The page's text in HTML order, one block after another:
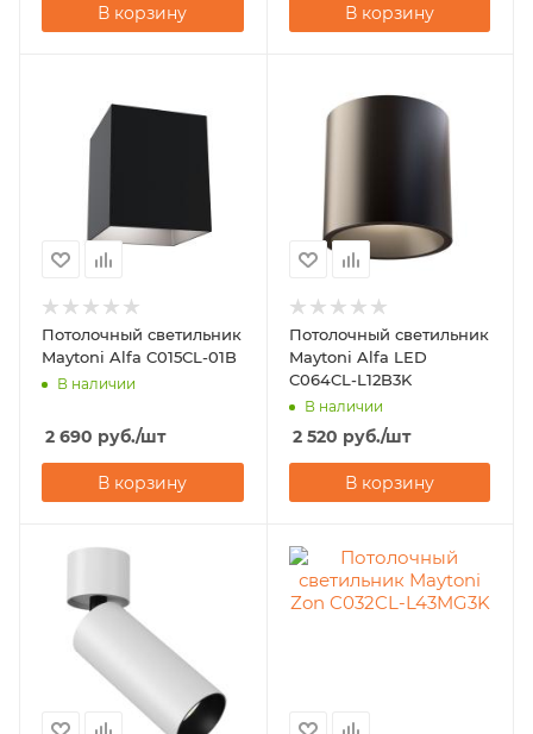
В корзину В корзину
Потолочный светильник
Maytoni Alfa C015CL-01B
В наличии
2 690 руб./шт
В корзину
Потолочный светильник
Maytoni Alfa LED
C064CL-L12B3K
В наличии
2 520 руб./шт
В корзину